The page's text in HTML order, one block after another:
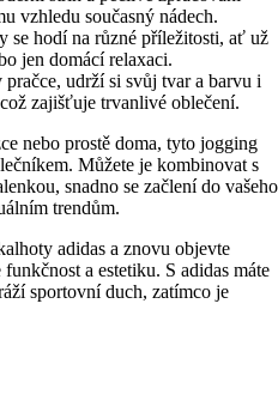
vzhledu současný nádech.
se hodí na různé příležitosti, ať už
jen domácí relaxaci.
pračce, udrží si svůj tvar a barvu i
zajišťuje trvanlivé oblečení.
nebo prostě doma, tyto jogging
Můžete je kombinovat s
snadno se začlení do vašeho
trendům.
adidas a znovu objevte
a estetiku. S adidas máte
sportovní duch, zatímco je